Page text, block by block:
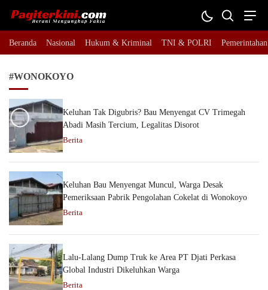
Pagiterkini.com
Berani Mengungkap Fakta
Beranda Nasional Hukum & Kriminal TNI & POLRI Pemerintahan
#WONOKOYO
Keluhan Tak Digubris? Bau Menyengat CV Trimegah
Abadi Masih Tercium, Legalitas Disorot
Berita
Keluhan Bau Menyengat Muncul, Warga Desak
Pemeriksaan Pabrik Pengolahan Cokelat di Wonokoyo
Berita
Lalu-Lalang Dump Truk ke Area PT Djati Perkasa
Global Industri Dikeluhkan Warga
Berita